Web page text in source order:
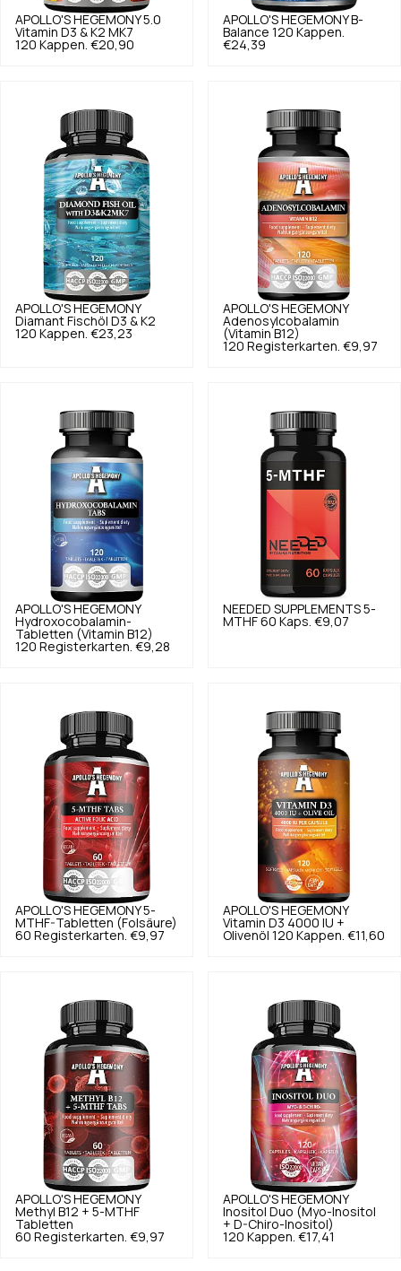
APOLLO'S HEGEMONY 5.0
Vitamin D3 & K2 MK7
120 Kappen. €20,90
APOLLO'S HEGEMONY B-
Balance 120 Kappen.
€24,39
APOLLO'S HEGEMONY
Diamant Fischöl D3 & K2
120 Kappen. €23,23
APOLLO'S HEGEMONY
Adenosylcobalamin
(Vitamin B12)
120 Registerkarten. €9,97
APOLLO'S HEGEMONY
Hydroxocobalamin-
Tabletten (Vitamin B12)
120 Registerkarten. €9,28
NEEDED SUPPLEMENTS 5-
MTHF 60 Kaps. €9,07
APOLLO'S HEGEMONY 5-
MTHF-Tabletten (Folsäure)
60 Registerkarten. €9,97
APOLLO'S HEGEMONY
Vitamin D3 4000 IU +
Olivenöl 120 Kappen. €11,60
APOLLO'S HEGEMONY
Methyl B12 + 5-MTHF
Tabletten
60 Registerkarten. €9,97
APOLLO'S HEGEMONY
Inositol Duo (Myo-Inositol
+ D-Chiro-Inositol)
120 Kappen. €17,41